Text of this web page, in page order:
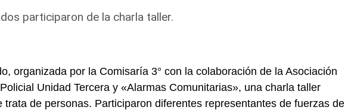
participaron de la charla taller.
organizada por la Comisaría 3° con la colaboración de la Asociación
Unidad Tercera y «Alarmas Comunitarias», una charla taller
trata de personas. Participaron diferentes representantes de fuerzas de